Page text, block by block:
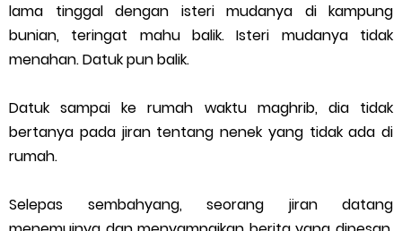
lama tinggal dengan isteri mudanya di kampung
bunian, teringat mahu balik. Isteri mudanya tidak
menahan. Datuk pun balik.
Datuk sampai ke rumah waktu maghrib, dia tidak
bertanya pada jiran tentang nenek yang tidak ada di
rumah.
Selepas sembahyang, seorang jiran datang